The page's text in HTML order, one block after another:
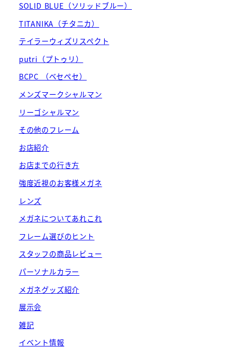
SOLID BLUE（ソリッドブルー）
TITANIKA（チタニカ）
テイラーウィズリスペクト
putri（プトゥリ）
BCPC （ベセペセ）
メンズマークシャルマン
リーゴシャルマン
その他のフレーム
お店紹介
お店までの行き方
強度近視のお客様メガネ
レンズ
メガネについてあれこれ
フレーム選びのヒント
スタッフの商品レビュー
パーソナルカラー
メガネグッズ紹介
展示会
雑記
イベント情報